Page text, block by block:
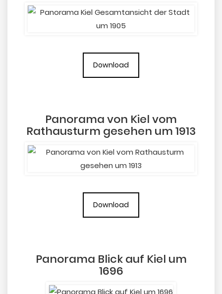
Download
Panorama von Kiel vom
Rathausturm gesehen um 1913
Download
Panorama Blick auf Kiel um
1696